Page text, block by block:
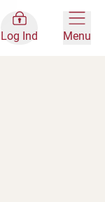
Log Ind Menu